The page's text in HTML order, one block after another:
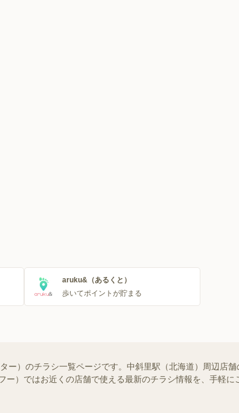
aruku&（あるくと）
歩いてポイントが貯まる
ー）のチラシ一覧ページです。中斜里駅（北海道）周辺店
ー）ではお近くの店舗で使える最新のチラシ情報を、手軽